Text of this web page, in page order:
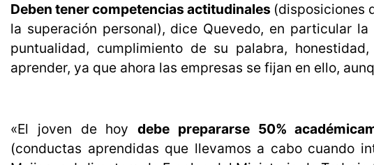
Deben tener competencias actitudinales (disposiciones
la superación personal), dice Quevedo, en particular
puntualidad, cumplimiento de su palabra,
aprender, ya que ahora las empresas se fijan en ello,
«El joven de hoy debe prepararse 50%
(conductas aprendidas que llevamos a cabo cuando